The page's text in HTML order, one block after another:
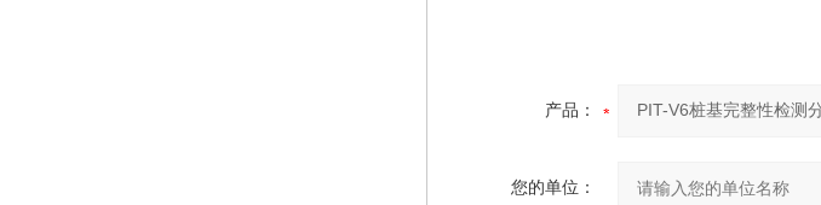
产品：
您的单位：